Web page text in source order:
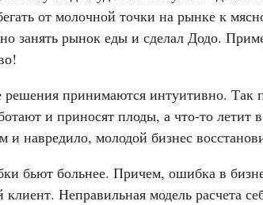
от молочной точки на рынке к
занять рынок еды и сделал Додо.
решения принимаются интуитивно. Так
и приносят плоды, а что-то летит
навредило, молодой бизнес
бьют больнее. Причем, ошибка в
Неправильная модель расчета